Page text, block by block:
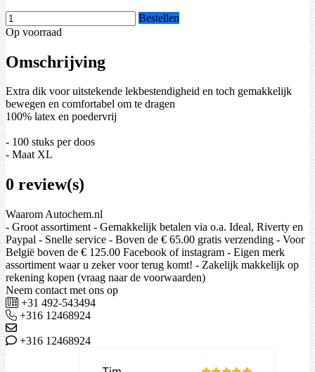
Bestellen
Op voorraad
Omschrijving
Extra dik voor uitstekende lekbestendigheid en toch gemakkelijk
bewegen en comfortabel om te dragen
100% latex en poedervrij
- 100 stuks per doos
- Maat XL
0 review(s)
Waarom Autochem.nl
- Groot assortiment - Gemakkelijk betalen via o.a. Ideal, Riverty en
Paypal - Snelle service - Boven de € 65.00 gratis verzending - Voor
België boven de € 125.00 Facebook of instagram - Eigen merk
assortiment waar u zeker voor terug komt! - Zakelijk makkelijk op
rekening kopen (vraag naar de voorwaarden)
Neem contact met ons op
+31 492-543494
+316 12468924
+316 12468924